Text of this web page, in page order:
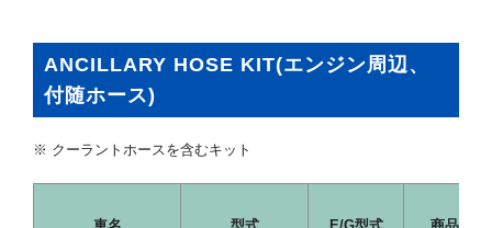
ANCILLARY HOSE KIT(エンジン周辺、
付随ホース)
※ クーラントホースを含むキット